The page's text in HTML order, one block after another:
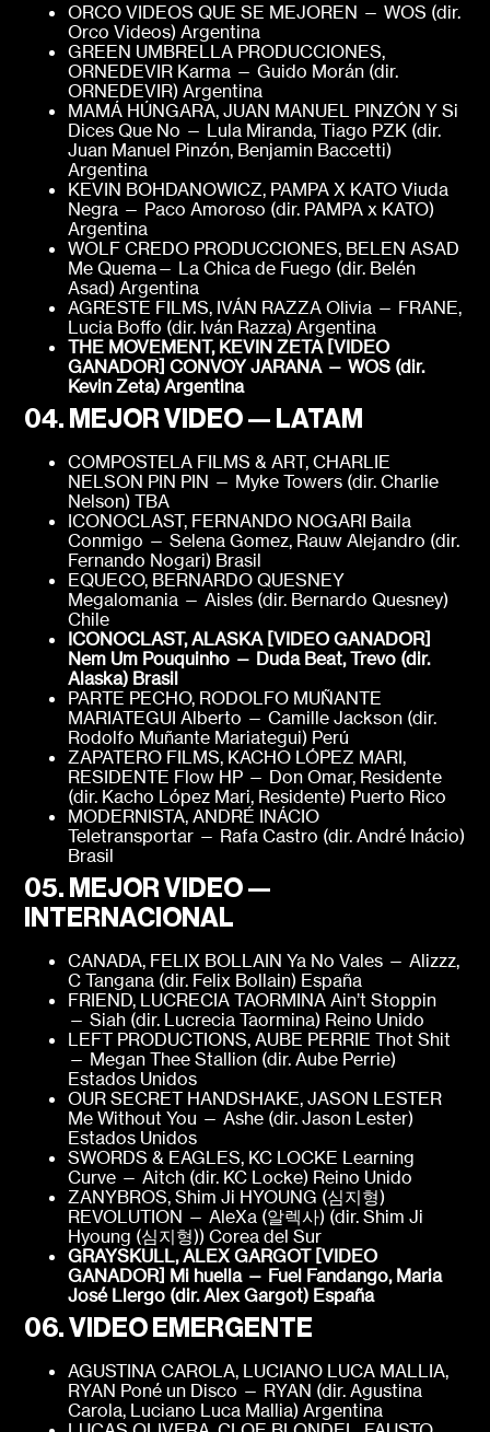
ORCO VIDEOS QUE SE MEJOREN — WOS (dir.
Orco Videos) Argentina
GREEN UMBRELLA PRODUCCIONES,
ORNEDEVIR Karma — Guido Morán (dir.
ORNEDEVIR) Argentina
MAMÁ HÚNGARA, JUAN MANUEL PINZÓN Y Si
Dices Que No — Lula Miranda, Tiago PZK (dir.
Juan Manuel Pinzón, Benjamin Baccetti)
Argentina
KEVIN BOHDANOWICZ, PAMPA X KATO Viuda
Negra — Paco Amoroso (dir. PAMPA x KATO)
Argentina
WOLF CREDO PRODUCCIONES, BELEN ASAD
Me Quema— La Chica de Fuego (dir. Belén
Asad) Argentina
AGRESTE FILMS, IVÁN RAZZA Olivia — FRANE,
Lucia Boffo (dir. Iván Razza) Argentina
THE MOVEMENT, KEVIN ZETA [VIDEO
GANADOR] CONVOY JARANA — WOS (dir.
Kevin Zeta) Argentina
04. MEJOR VIDEO — LATAM
COMPOSTELA FILMS & ART, CHARLIE
NELSON PIN PIN — Myke Towers (dir. Charlie
Nelson) TBA
ICONOCLAST, FERNANDO NOGARI Baila
Conmigo — Selena Gomez, Rauw Alejandro (dir.
Fernando Nogari) Brasil
EQUECO, BERNARDO QUESNEY
Megalomania — Aisles (dir. Bernardo Quesney)
Chile
ICONOCLAST, ALASKA [VIDEO GANADOR]
Nem Um Pouquinho — Duda Beat, Trevo (dir.
Alaska) Brasil
PARTE PECHO, RODOLFO MUÑANTE
MARIATEGUI Alberto — Camille Jackson (dir.
Rodolfo Muñante Mariategui) Perú
ZAPATERO FILMS, KACHO LÓPEZ MARI,
RESIDENTE Flow HP — Don Omar, Residente
(dir. Kacho López Mari, Residente) Puerto Rico
MODERNISTA, ANDRÉ INÁCIO
Teletransportar — Rafa Castro (dir. André Inácio)
Brasil ​
05. MEJOR VIDEO —
INTERNACIONAL
CANADA, FELIX BOLLAIN Ya No Vales — Alizzz,
C Tangana (dir. Felix Bollain) España
FRIEND, LUCRECIA TAORMINA Ain’t Stoppin
— Siah (dir. Lucrecia Taormina) Reino Unido
LEFT PRODUCTIONS, AUBE PERRIE Thot Shit
— Megan Thee Stallion (dir. Aube Perrie)
Estados Unidos
OUR SECRET HANDSHAKE, JASON LESTER
Me Without You — Ashe (dir. Jason Lester)
Estados Unidos
SWORDS & EAGLES, KC LOCKE Learning
Curve — Aitch (dir. KC Locke) Reino Unido
ZANYBROS, Shim Ji HYOUNG (심지형)
REVOLUTION — AleXa (알렉사) (dir. Shim Ji
Hyoung (심지형)) Corea del Sur
GRAYSKULL, ALEX GARGOT [VIDEO
GANADOR] Mi huella — Fuel Fandango, Maria
José Llergo (dir. Alex Gargot) España
06. VIDEO EMERGENTE
​AGUSTINA CAROLA, LUCIANO LUCA MALLIA,
RYAN Poné un Disco — RYAN (dir. Agustina
Carola, Luciano Luca Mallia) Argentina